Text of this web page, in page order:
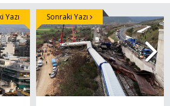
Yazı Sonraki Yazı